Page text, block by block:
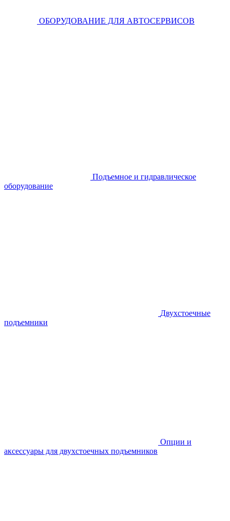
ОБОРУДОВАНИЕ ДЛЯ АВТОСЕРВИСОВ
Подъемное и гидравлическое
оборудование
Двухстоечные
подъемники
Опции и
аксессуары для двухстоечных подъемников